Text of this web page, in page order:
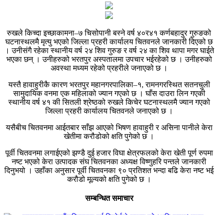
रुखले किच्दा इच्छाकामना–७ चिसोपानी बस्ने वर्ष ४०र४१ कर्णबहादुर गुरुङको
घटनास्थलमै मृत्यु भएको जिल्ला प्रहरी कार्यालय चितवनले जानकारी दिएको छ
। उनीसंगै रहेका स्थानीय वर्ष २४ शिव गुरुङ र वर्ष २४ का शिव थापा मगर घाईते
भएका छन् । उनीहरुको भरतपुर अस्पतालमा उपचार भईरहेको छ । उनीहरुको
अवस्था मध्यम रहेको प्रहरीले जनाएको छ ।
यस्तै हावाहुरीकै कारण भरतपुर महानगरपालिका–१, रामनगरस्थित सतनचुली
सामुदायिक वनमा एक महिलाको ज्यान गएको छ । घाँस दाउरा लिन गएकी
स्थानीय वर्ष ४१ की सितली श्रेष्ठको रुखले किचेर घटनास्थलमै ज्यान गएको
जिल्ला प्रहरी कार्यालय चितवनले जनाएको छ ।
यसैबीच चितवनमा आईतबार साँझ आएको भिषण हावाहुरी र असिना पानीले केरा
खेतीमा करौडोको क्षति पुगेको छ ।
पूर्वी चितवनमा लगाईएको झण्डै दुई हजार विघा क्षेत्रफलको केरा खेती पूर्ण रुपमा
नष्ट भएको केरा उत्पादक संघ चितवनका अध्यक्ष विष्णुहरि पन्तले जानकारी
दिनुभयो । उहाँका अनुसार पूर्वी चितवनका ९० प्रतिशत भन्दा बढि केरा नष्ट भई
करौडो मूल्यको क्षति पुगेको छ ।
सम्बन्धित समाचार